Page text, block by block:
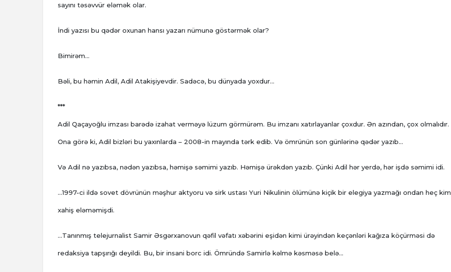
sayını təsəvvür eləmək olar.
İndi yazısı bu qədər oxunan hansı yazarı nümunə göstərmək olar?
Bimirəm...
Bəli, bu həmin Adil, Adil Atakişiyevdir. Sadəcə, bu dünyada yoxdur...
***
Adil Qaçayoğlu imzası barədə izahat verməyə lüzum görmürəm. Bu imzanı xatırlayanlar çoxdur. Ən azından, çox olmalıdır.
Ona görə ki, Adil bizləri bu yaxınlarda – 2008-in mayında tərk edib. Və ömrünün son günlərinə qədər yazıb...
Və Adil nə yazıbsa, nədən yazıbsa, həmişə səmimi yazıb. Həmişə ürəkdən yazıb. Çünki Adil hər yerdə, hər işdə səmimi idi.
...1997-ci ildə sovet dövrünün məşhur aktyoru və sirk ustası Yuri Nikulinin ölümünə kiçik bir elegiya yazmağı ondan heç kim
xahiş eləməmişdi.
...Tanınmış telejurnalist Samir Əsgərxanovun qəfil vəfatı xəbərini eşidən kimi ürəyindən keçənləri kağıza köçürməsi də
redaksiya tapşırığı deyildi. Bu, bir insani borc idi. Ömründə Samirlə kəlmə kəsməsə belə...